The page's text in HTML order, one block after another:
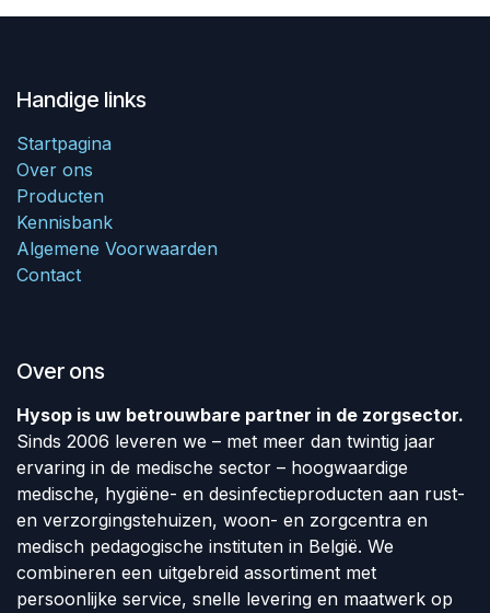
Handige links
Startpagina
Over ons
Producten
Kennisbank
Algemene Voorwaarden
Contact
Over ons
Hysop is uw betrouwbare partner in de zorgsector.
Sinds 2006 leveren we – met meer dan twintig jaar
ervaring in de medische sector – hoogwaardige
medische, hygiëne- en desinfectieproducten aan rust-
en verzorgingstehuizen, woon- en zorgcentra en
medisch pedagogische instituten in België. We
combineren een uitgebreid assortiment met
persoonlijke service, snelle levering en maatwerk op